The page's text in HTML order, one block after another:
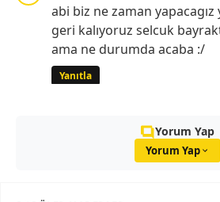
abi biz ne zaman
geri kalıyoruz selcuk
ama ne durumda acaba :/
Yanıtla
Yorum Yap
Yorum Yap